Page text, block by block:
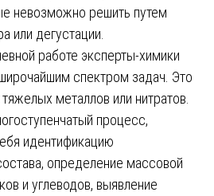
невозможно решить путем
или дегустации.
работе эксперты-химики
спектром задач. Это
металлов или нитратов.
процесс,
идентификацию
определение массовой
и углеводов, выявление